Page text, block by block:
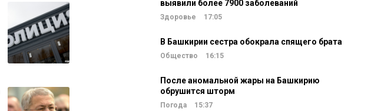
выявили более 7900 заболеваний
Здоровье 17:05
В Башкирии сестра обокрала спящего брата
Общество 16:15
После аномальной жары на Башкирию
обрушится шторм
Погода 15:37